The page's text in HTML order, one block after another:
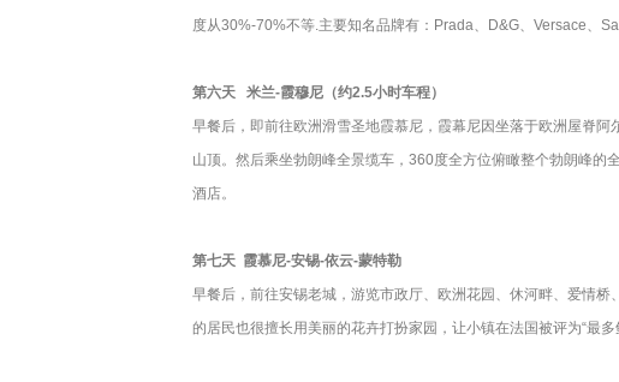
度从30%-70%不等.主要知名品牌有：Prada、D&G、Versace、
第六天 米兰-霞穆尼（约2.5小时车程）
早餐后，即前往欧洲滑雪圣地霞慕尼，霞幕尼因坐落于欧洲屋脊
山顶。然后乘坐勃朗峰全景缆车，360度全方位俯瞰整个勃朗峰
酒店。
第七天 霞慕尼-安锡-依云-蒙特勒
早餐后，前往安锡老城，游览市政厅、欧洲花园、休河畔、爱情
的居民也很擅长用美丽的花卉打扮家园，让小镇在法国被评为“最多